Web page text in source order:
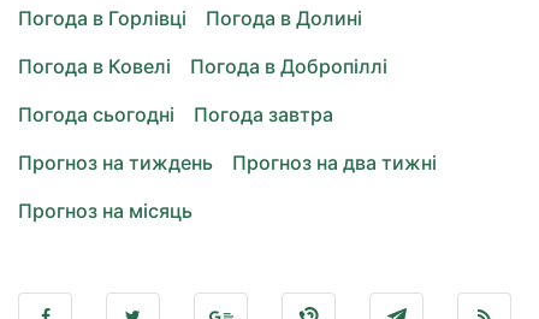
Погода в Горлівці
Погода в Долині
Погода в Ковелі
Погода в Добропіллі
Погода сьогодні
Погода завтра
Прогноз на тиждень
Прогноз на два тижні
Прогноз на місяць